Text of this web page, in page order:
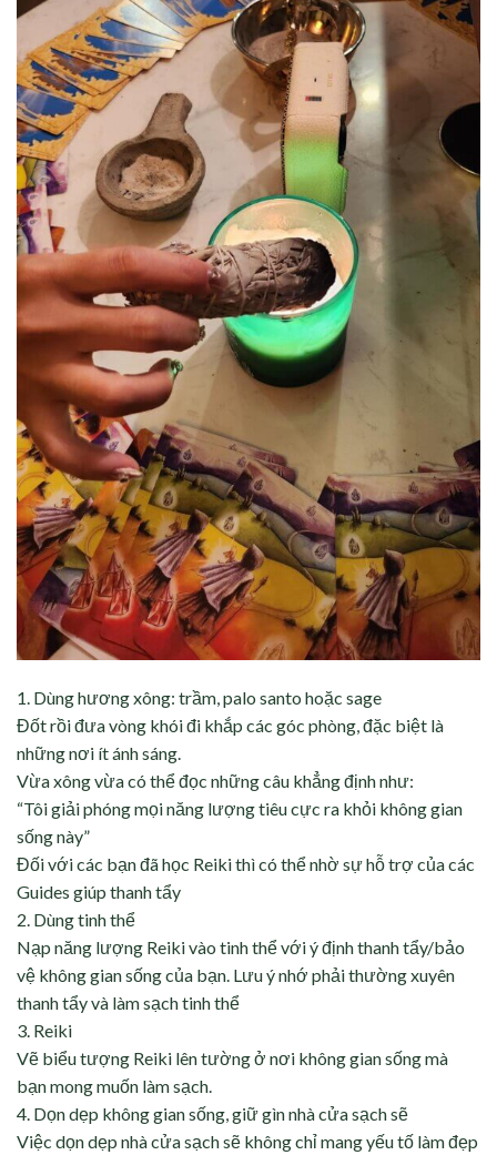
1. Dùng hương xông: trầm, palo santo hoặc sage
Đốt rồi đưa vòng khói đi khắp các góc phòng, đặc biệt là
những nơi ít ánh sáng.
Vừa xông vừa có thể đọc những câu khẳng định như:
“Tôi giải phóng mọi năng lượng tiêu cực ra khỏi không gian
sống này”
Đối với các bạn đã học Reiki thì có thể nhờ sự hỗ trợ của các
Guides giúp thanh tẩy
2. Dùng tinh thể
Nạp năng lượng Reiki vào tinh thể với ý định thanh tẩy/bảo
vệ không gian sống của bạn. Lưu ý nhớ phải thường xuyên
thanh tẩy và làm sạch tinh thể
3. Reiki
Vẽ biểu tượng Reiki lên tường ở nơi không gian sống mà
bạn mong muốn làm sạch.
4. Dọn dẹp không gian sống, giữ gìn nhà cửa sạch sẽ
Việc dọn dẹp nhà cửa sạch sẽ không chỉ mang yếu tố làm đẹp